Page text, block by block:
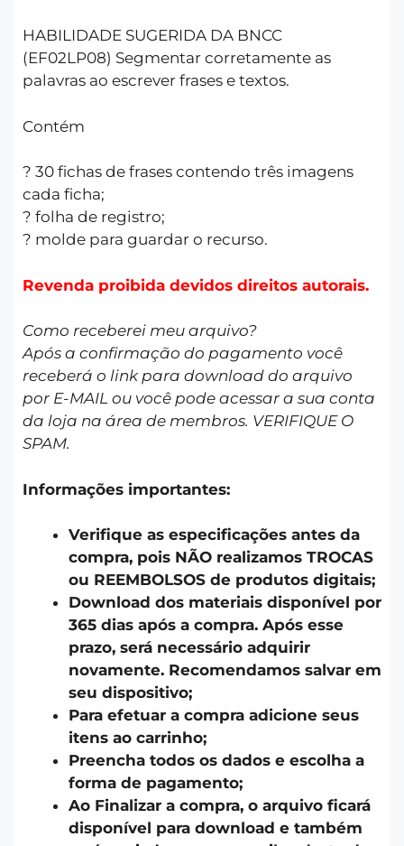
HABILIDADE SUGERIDA DA BNCC
(EF02LP08) Segmentar corretamente as
palavras ao escrever frases e textos.
Contém
? 30 fichas de frases contendo três imagens
cada ficha;
? folha de registro;
? molde para guardar o recurso.
Revenda proibida devidos direitos autorais.
Como receberei meu arquivo?
Após a confirmação do pagamento você
receberá o link para download do arquivo
por E-MAIL ou você pode acessar a sua conta
da loja na área de membros. VERIFIQUE O
SPAM.
Informações importantes:
Verifique as especificações antes da
compra, pois NÃO realizamos TROCAS
ou REEMBOLSOS de produtos digitais;
Download dos materiais disponível por
365 dias após a compra. Após esse
prazo, será necessário adquirir
novamente. Recomendamos salvar em
seu dispositivo;
Para efetuar a compra adicione seus
itens ao carrinho;
Preencha todos os dados e escolha a
forma de pagamento;
Ao Finalizar a compra, o arquivo ficará
disponível para download e também